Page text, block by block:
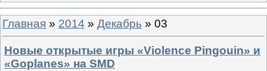
Главная » 2014 » Декабрь » 03
Новые открытые игры «Violence Pingouin» и
«Goplanes» на SMD